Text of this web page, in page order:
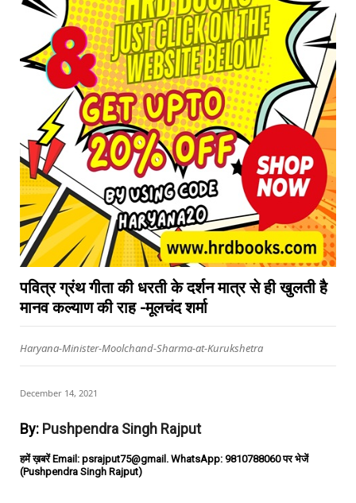
पवित्र ग्रंथ गीता की धरती के दर्शन मात्र से ही खुलती है
मानव कल्याण की राह -मूलचंद शर्मा
Haryana-Minister-Moolchand-Sharma-at-Kurukshetra
December 14, 2021
By: Pushpendra Singh Rajput
हमें ख़बरें Email: psrajput75@gmail. WhatsApp: 9810788060 पर भेजें
(Pushpendra Singh Rajput)